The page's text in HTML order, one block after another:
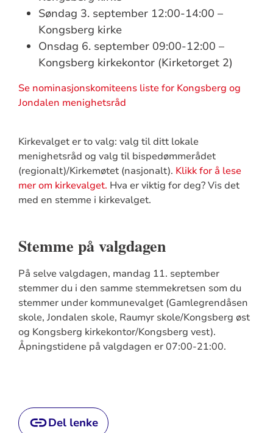
Søndag 3. september 12:00-14:00 –
Kongsberg kirke
Onsdag 6. september 09:00-12:00 –
Kongsberg kirkekontor (Kirketorget 2)
Se nominasjonskomiteens liste for Kongsberg og
Jondalen menighetsråd
Kirkevalget er to valg: valg til ditt lokale
menighetsråd og valg til bispedømmerådet
(regionalt)/Kirkemøtet (nasjonalt). Klikk for å lese
mer om kirkevalget. Hva er viktig for deg? Vis det
med en stemme i kirkevalget.
Stemme på valgdagen
På selve valgdagen, mandag 11. september
stemmer du i den samme stemmekretsen som du
stemmer under kommunevalget (Gamlegrendåsen
skole, Jondalen skole, Raumyr skole/Kongsberg øst
og Kongsberg kirkekontor/Kongsberg vest).
Åpningstidene på valgdagen er 07:00-21:00.
Del lenke